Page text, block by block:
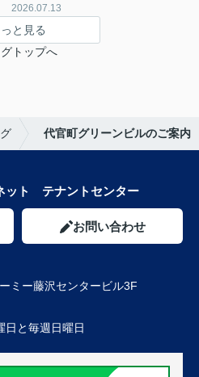
2026.07.13
と見る
トップへ
代官町グリーンビルのご案内
ット テナントセンター
お問い合わせ
ミー藤沢センタービル3F
日と毎週日曜日